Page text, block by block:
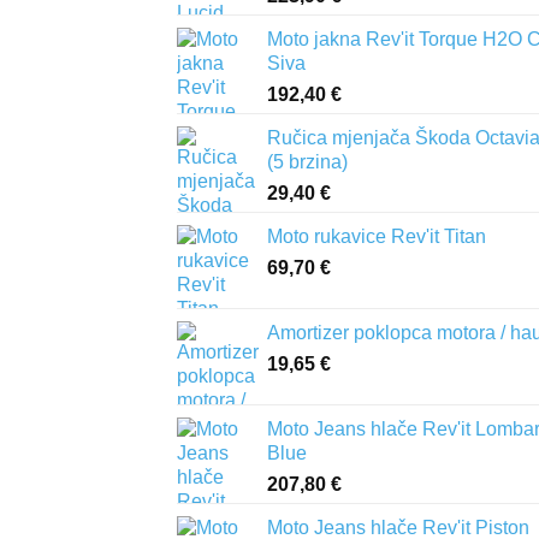
Moto jakna Rev'it Torque H2O
Siva
192,40 €
Ručica mjenjača Škoda Octavia
(5 brzina)
29,40 €
Moto rukavice Rev'it Titan
69,70 €
Amortizer poklopca motora /
19,65 €
Moto Jeans hlače Rev'it
Blue
207,80 €
Moto Jeans hlače Rev'it Piston